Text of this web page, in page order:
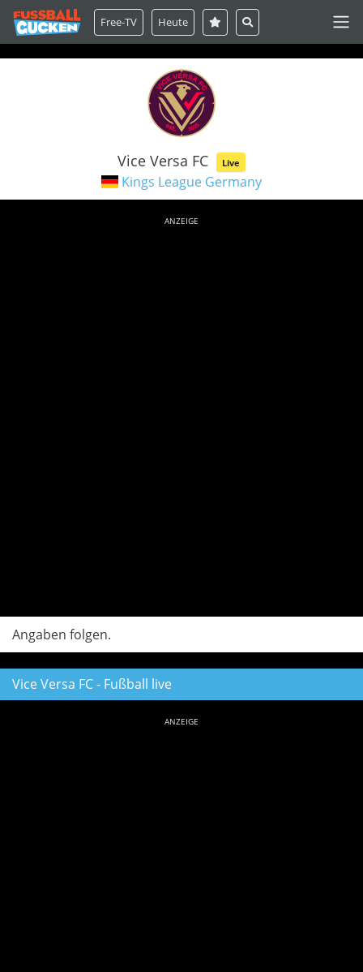
Free-TV Heute
Vice Versa FC Live
Kings League Germany
ANZEIGE
Angaben folgen.
Vice Versa FC - Fußball live
ANZEIGE